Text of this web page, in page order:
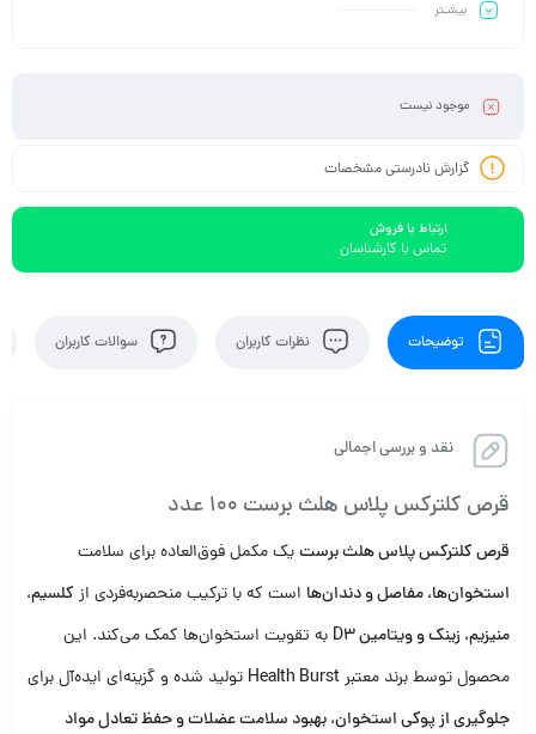
بیشـتر
موجود نیست
گزارش نادرستی مشخصات
ارتباط با فروش
تماس با کارشناسان
توضیحات نظرات کاربران سوالات کاربران
نقد و بررسی اجمالی
قرص کلترکس پلاس هلث برست 100 عدد
قرص کلترکس پلاس هلث برستیک مکمل فوق‌العاده برای سلامت
استخوان‌ها، مفاصل و دندان‌ها است که با ترکیب منحصربه‌فردی از کلسیم،
منیزیم، زینک و ویتامین D3
به تقویت استخوان‌ها کمک می‌کند. این
محصول توسط برند معتبرHealth Burst تولید شده و گزینه‌ای ایده‌آل برای
جلوگیری از پوکی استخوان، بهبود سلامت عضلات و حفظ تعادل مواد